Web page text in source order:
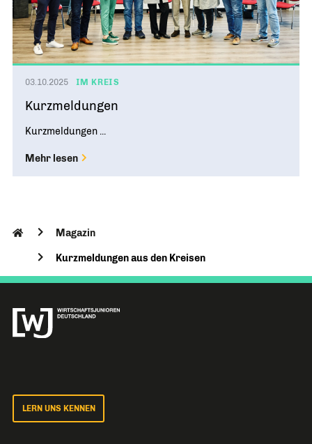
03.10.2025 IM KREIS
Kurzmeldungen
Kurzmeldungen ...
Mehr lesen
Magazin
Kurzmeldungen aus den Kreisen
LERN UNS KENNEN